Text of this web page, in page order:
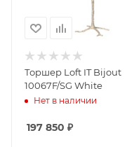
Торшер Loft IT Bijout
10067F/SG White
Нет в наличии
197 850 ₽